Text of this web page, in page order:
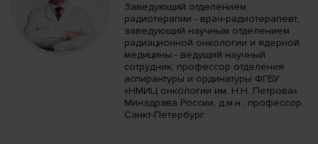
Заведующий отделением
радиотерапии - врач-радиотерапевт,
заведующий научным отделением
радиационной онкологии и ядерной
медицины - ведущий научный
сотрудник, профессор отделения
аспирантуры и ординатуры ФГБУ
«НМИЦ онкологии им. Н.Н. Петрова»
Минздрава России, д.м.н., профессор,
Санкт-Петербург